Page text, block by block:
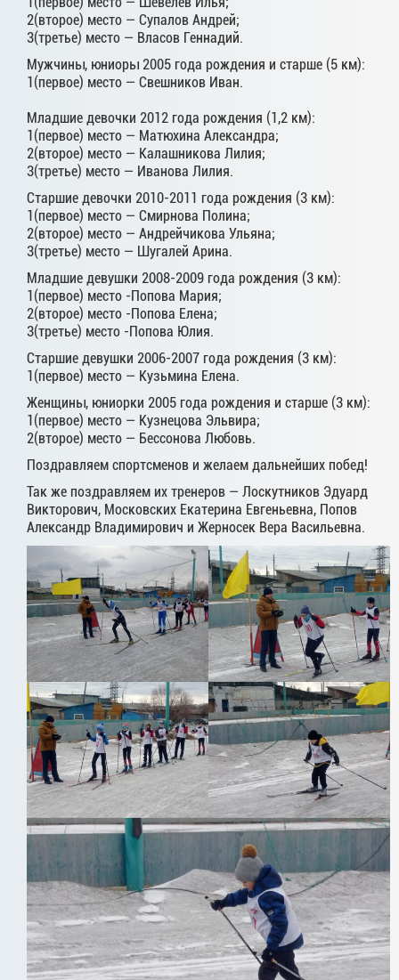
2(второе) место — Супалов Андрей;
3(третье) место — Власов Геннадий.
Мужчины, юниоры 2005 года рождения и старше (5 км):
1(первое) место — Свешников Иван.
Младшие девочки 2012 года рождения (1,2 км):
1(первое) место — Матюхина Александра;
2(второе) место — Калашникова Лилия;
3(третье) место — Иванова Лилия.
Старшие девочки 2010-2011 года рождения (3 км):
1(первое) место — Смирнова Полина;
2(второе) место — Андрейчикова Ульяна;
3(третье) место — Шугалей Арина.
Младшие девушки 2008-2009 года рождения (3 км):
1(первое) место -Попова Мария;
2(второе) место -Попова Елена;
3(третье) место -Попова Юлия.
Старшие девушки 2006-2007 года рождения (3 км):
1(первое) место — Кузьмина Елена.
Женщины, юниорки 2005 года рождения и старше (3 км):
1(первое) место — Кузнецова Эльвира;
2(второе) место — Бессонова Любовь.
Поздравляем спортсменов и желаем дальнейших побед!
Так же поздравляем их тренеров — Лоскутников Эдуард
Викторович, Московских Екатерина Евгеньевна, Попов
Александр Владимирович и Жерносек Вера Васильевна.